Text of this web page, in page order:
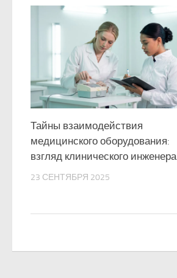
Тайны взаимодействия
медицинского оборудования:
взгляд клинического инженера
23 СЕНТЯБРЯ 2025